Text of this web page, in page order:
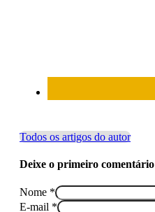
Todos os artigos do autor
Deixe o primeiro comentário
Nome *
E-mail *